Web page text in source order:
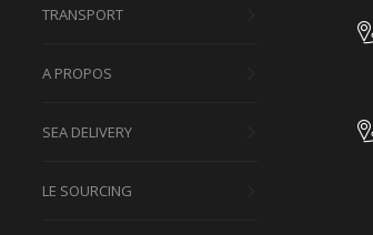
TRANSPORT
A PROPOS
SEA DELIVERY
LE SOURCING